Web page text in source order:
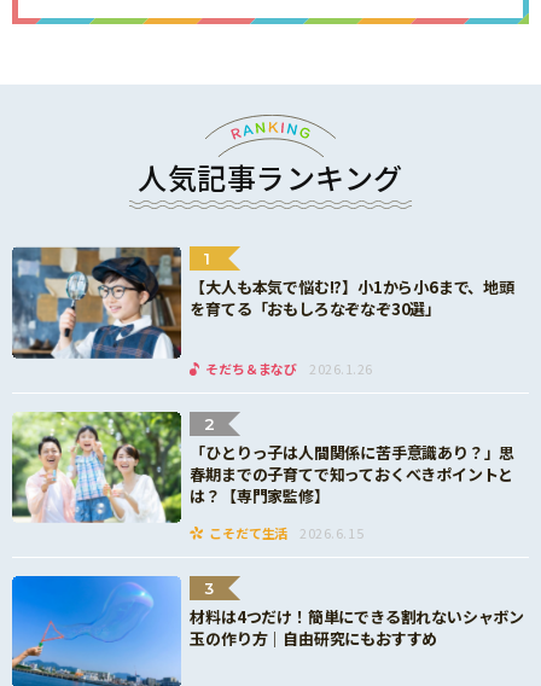
人気記事ランキング
1
【大人も本気で悩む!?】小1から小6まで、地頭
を育てる「おもしろなぞなぞ30選」
そだち＆まなび 2026.1.26
2
「ひとりっ子は人間関係に苦手意識あり？」思
春期までの子育てで知っておくべきポイントと
は？【専門家監修】
こそだて生活 2026.6.15
3
材料は4つだけ！簡単にできる割れないシャボン
玉の作り方｜自由研究にもおすすめ